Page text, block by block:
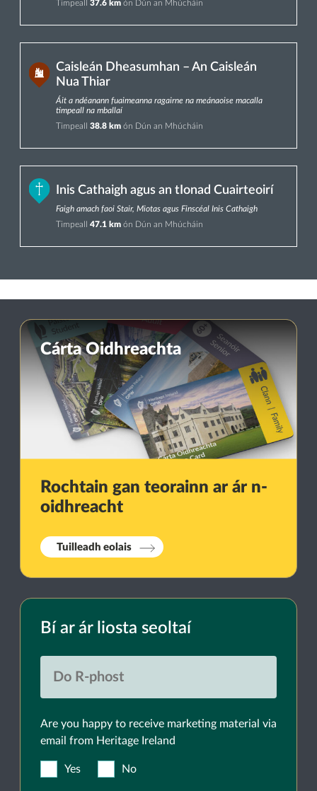
Timpeall 37.6 km ón Dún an Mhúcháin
Caisleán Dheasumhan – An Caisleán
Nua Thiar
Áit a ndéanann fuaimeanna ragairne na meánaoise macalla
timpeall na mballaí
Timpeall 38.8 km ón Dún an Mhúcháin
Inis Cathaigh agus an tIonad Cuairteoirí
Faigh amach faoi Stair, Miotas agus Finscéal Inis Cathaigh
Timpeall 47.1 km ón Dún an Mhúcháin
Cárta Oidhreachta
Rochtain gan teorainn ar ár n-
oidhreacht
Tuilleadh eolais
Bí ar ár liosta seoltaí
Are you happy to receive marketing material via
email from Heritage Ireland
Yes No